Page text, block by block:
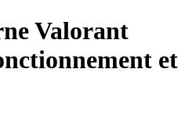
Valorant
et